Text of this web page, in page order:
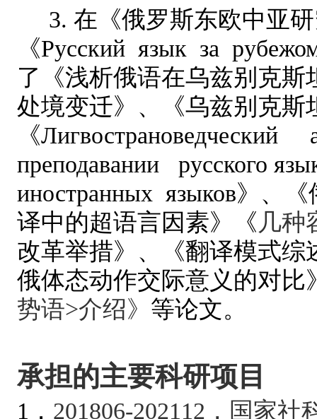
3. 在《俄罗斯东欧中亚
《Русский язык за
了《浅析俄语在乌兹别克
处境变迁》、《乌兹别克斯
《Лигвострановедческий
преподавании
русского
иностранных языков》 、 《
译中的超语言因素》
《 几种
改革举措》、
《翻译模式
俄体态动作交际意义的对比
势语>介绍》 等论文。
承担的主要科研项目
1． 201806-202112，国家